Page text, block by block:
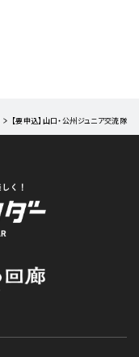
【要申込】山口・公州ジュニア交流隊